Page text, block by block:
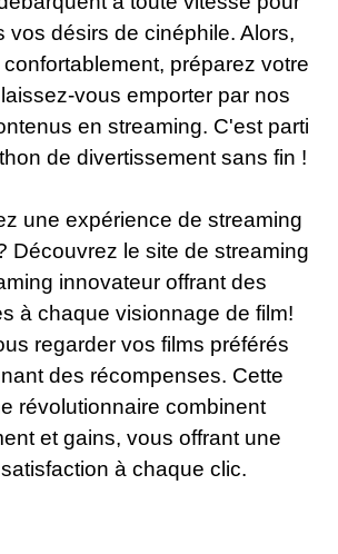
vos désirs de cinéphile. Alors,
préparez votre
vous emporter par nos
en streaming. C'est parti
de divertissement sans fin !
une expérience de streaming
Découvrez le site de streaming
innovateur offrant des
à chaque visionnage de film!
regarder vos films préférés
des récompenses. Cette
révolutionnaire combinent
et gains, vous offrant une
à chaque clic.